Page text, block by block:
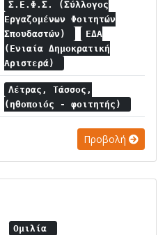
Σ.Ε.Φ.Σ. (Σύλλογος
Εργαζομένων Φοιτητών
Σπουδαστών)
ΕΔΑ
(Ενιαία Δημοκρατική
Αριστερά)
Λέτρας, Τάσσος,
(ηθοποιός - φοιτητής)
Προβολή
Ομιλία